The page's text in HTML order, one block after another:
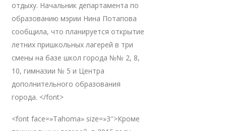
отдыху. Начальник департамента по
образованию мэрии Нина Потапова
сообщила, что планируется открытие
летних пришкольных лагерей в три
смены на базе школ города №№ 2, 8,
10, гимназии № 5 и Центра
дополнительного образования
города. </font>
<font face=»Tahoma» size=»3″>Кроме